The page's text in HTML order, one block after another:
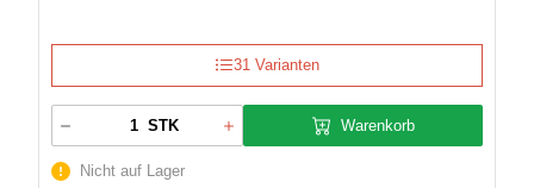
31 Varianten
STK Warenkorb
Nicht auf Lager